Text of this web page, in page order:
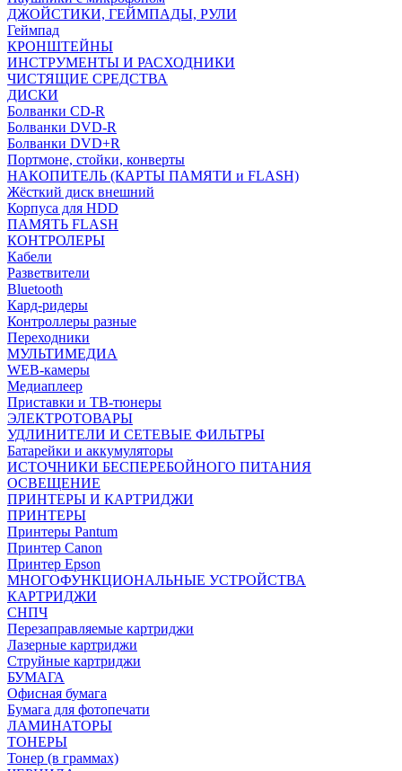
ДЖОЙСТИКИ, ГЕЙМПАДЫ, РУЛИ
Геймпад
КРОНШТЕЙНЫ
ИНСТРУМЕНТЫ И РАСХОДНИКИ
ЧИСТЯЩИЕ СРЕДСТВА
ДИСКИ
Болванки CD-R
Болванки DVD-R
Болванки DVD+R
Портмоне, стойки, конверты
НАКОПИТЕЛЬ (КАРТЫ ПАМЯТИ и FLASH)
Жёсткий диск внешний
Корпуса для HDD
ПАМЯТЬ FLASH
КОНТРОЛЕРЫ
Кабели
Разветвители
Bluetooth
Кард-ридеры
Контроллеры разные
Переходники
МУЛЬТИМЕДИА
WEB-камеры
Медиаплеер
Приставки и ТВ-тюнеры
ЭЛЕКТРОТОВАРЫ
УДЛИНИТЕЛИ И СЕТЕВЫЕ ФИЛЬТРЫ
Батарейки и аккумуляторы
ИСТОЧНИКИ БЕСПЕРЕБОЙНОГО ПИТАНИЯ
ОСВЕЩЕНИЕ
ПРИНТЕРЫ И КАРТРИДЖИ
ПРИНТЕРЫ
Принтеры Pantum
Принтер Canon
Принтер Epson
МНОГОФУНКЦИОНАЛЬНЫЕ УСТРОЙСТВА
КАРТРИДЖИ
СНПЧ
Перезаправляемые картриджи
Лазерные картриджи
Струйные картриджи
БУМАГА
Офисная бумага
Бумага для фотопечати
ЛАМИНАТОРЫ
ТОНЕРЫ
Тонер (в граммах)